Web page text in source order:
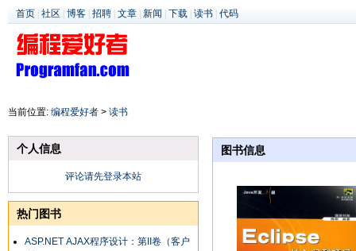
首页 社区 博客 招聘 文章 新闻 下载 读书 代码
当前位置: 编程爱好者 > 读书
个人信息
评论请先登录本站
热门图书
ASP.NET AJAX程序设计：第II卷（客户
图书信息